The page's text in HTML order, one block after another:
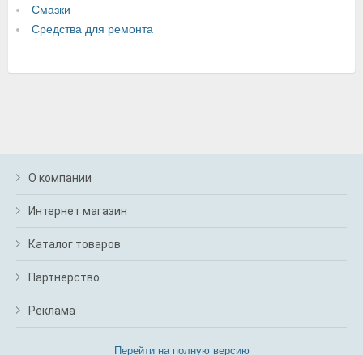
Смазки
Средства для ремонта
О компании
Интернет магазин
Каталог товаров
Партнерство
Реклама
Перейти на полную версию